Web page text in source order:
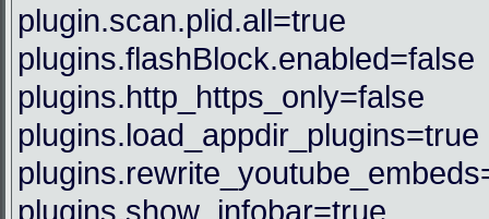
plugin.scan.plid.all=true
plugins.flashBlock.enabled=false
plugins.http_https_only=false
plugins.load_appdir_plugins=true
plugins.show_infobar=true